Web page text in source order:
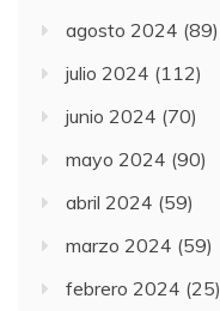
agosto 2024 (89)
julio 2024 (112)
junio 2024 (70)
mayo 2024 (90)
abril 2024 (59)
marzo 2024 (59)
febrero 2024 (25)